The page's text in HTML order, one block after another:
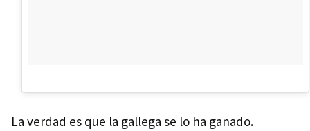
La verdad es que la gallega se lo ha ganado.